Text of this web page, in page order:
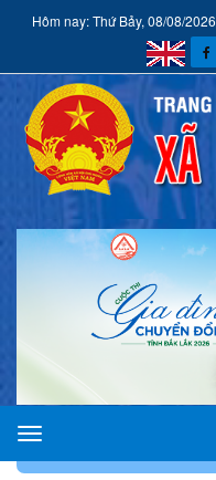
Hôm nay: Thứ Bảy, 08/08/2026
xã
Hòa